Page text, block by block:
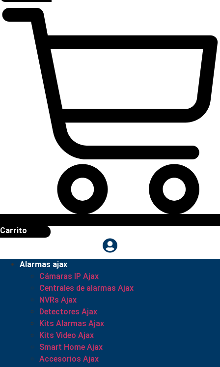
Carrito
Alarmas ajax
Cámaras IP Ajax
Centrales de alarmas Ajax
NVRs Ajax
Detectores Ajax
Kits Alarmas Ajax
Kits Video Ajax
Smart Home Ajax
Accesorios Ajax